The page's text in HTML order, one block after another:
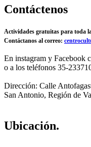
Contáctenos
Actividades gratuitas para toda
Contáctanos al correo:
En instagram y Facebook
o a los teléfonos 35-
Dirección: Calle
San Antonio, Región de
Ubicación.